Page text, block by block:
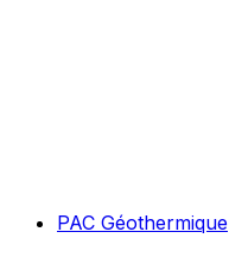
PAC Géothermique